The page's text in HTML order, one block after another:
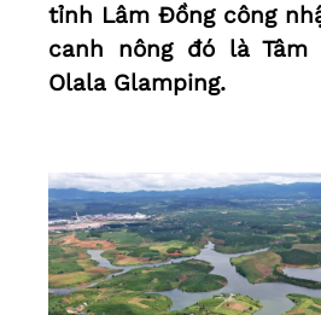
tỉnh Lâm Đồng công
canh nông đó là Tâm
Olala Glamping.